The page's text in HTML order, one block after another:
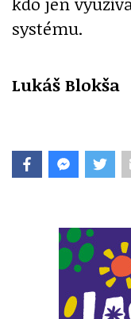
systému.
Lukáš Blokša